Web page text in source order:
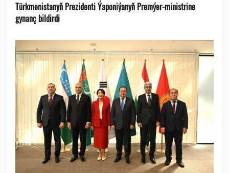
Türkmenistanyň Prezidenti Ýaponiýanyň Premýer-ministrine
gynanç bildirdi